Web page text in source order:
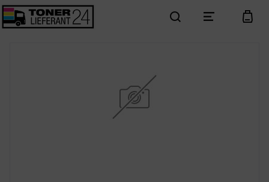
search menu cart